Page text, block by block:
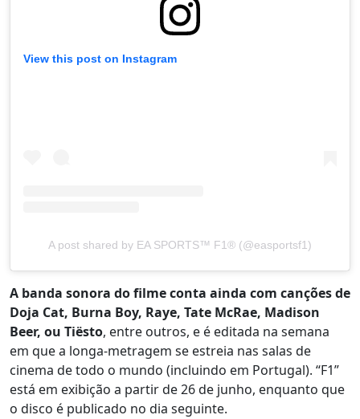
View this post on Instagram
A post shared by EA SPORTS™ F1® (@easportsf1)
A banda sonora do filme conta ainda com canções de
Doja Cat, Burna Boy, Raye, Tate McRae, Madison
Beer, ou Tiësto, entre outros, e é editada na semana
em que a longa-metragem se estreia nas salas de
cinema de todo o mundo (incluindo em Portugal). “F1”
está em exibição a partir de 26 de junho, enquanto que
o disco é publicado no dia seguinte.